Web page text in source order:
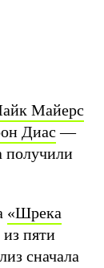
Майерс
Диас —
получили
«Шрека
из пяти
сначала